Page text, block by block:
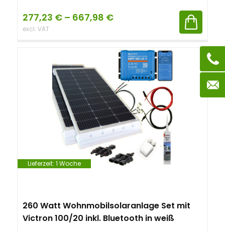
277,23 € – 667,98 €
excl. VAT
Lieferzeit: 1 Woche
260 Watt Wohnmobilsolaranlage Set mit
Victron 100/20 inkl. Bluetooth in weiß